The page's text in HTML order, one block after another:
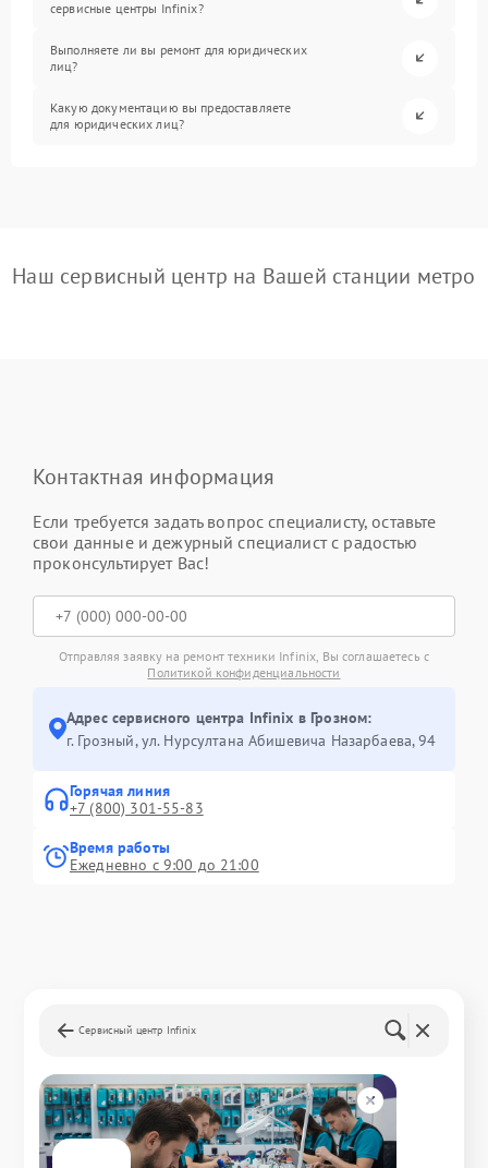
сервисные центры Infinix?
Выполняете ли вы ремонт для юридических
лиц?
Какую документацию вы предоставляете
для юридических лиц?
Наш сервисный центр на Вашей станции метро
Контактная информация
Если требуется задать вопрос специалисту, оставьте
свои данные и дежурный специалист с радостью
проконсультирует Вас!
Отправляя заявку на ремонт техники Infinix, Вы соглашаетесь с
Политикой конфиденциальности
Адрес сервисного центра Infinix в Грозном:
г. Грозный, ул. Нурсултана Абишевича Назарбаева, 94
Горячая линия
+7 (800) 301-55-83
Время работы
Ежедневно с 9:00 до 21:00
Сервисный центр Infinix